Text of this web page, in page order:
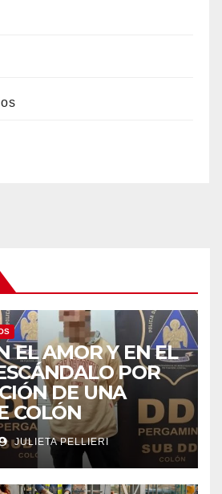
EL AMOR Y EN EL
POR
DE UNA
COLÓN
JULIETA PELLIERI